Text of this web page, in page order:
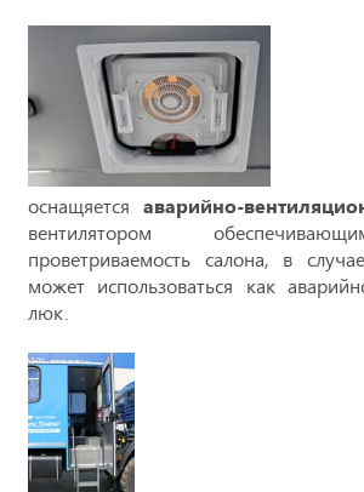
оснащяетсяаварийно-
вентилятором
проветриваемость салона, в
может использоваться как
люк.